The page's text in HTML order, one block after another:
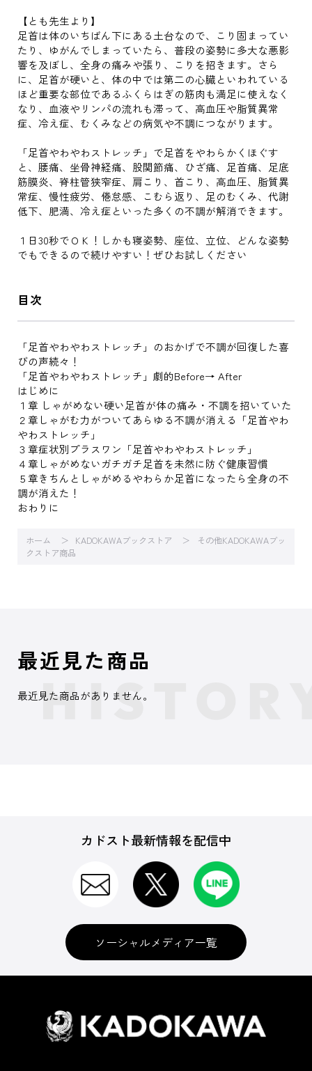
【とも先生より】
足首は体のいちばん下にある土台なので、こり固まってい
たり、ゆがんでしまっていたら、普段の姿勢に多大な悪影
響を及ぼし、全身の痛みや張り、こりを招きます。さら
に、足首が硬いと、体の中では第二の心臓といわれている
ほど重要な部位であるふくらはぎの筋肉も満足に使えなく
なり、血液やリンパの流れも滞って、高血圧や脂質異常
症、冷え症、むくみなどの病気や不調につながります。
「足首やわやわストレッチ」で足首をやわらかくほぐす
と、腰痛、坐骨神経痛、股関節痛、ひざ痛、足首痛、足底
筋膜炎、脊柱管狭窄症、肩こり、首こり、高血圧、脂質異
常症、慢性疲労、倦怠感、こむら返り、足のむくみ、代謝
低下、肥満、冷え症といった多くの不調が解消できます。
１日30秒でＯＫ！しかも寝姿勢、座位、立位、どんな姿勢
でもできるので続けやすい！ぜひお試しください
目次
「足首やわやわストレッチ」のおかげで不調が回復した喜
びの声続々！
「足首やわやわストレッチ」劇的Before→ After
はじめに
１章 しゃがめない硬い足首が体の痛み・不調を招いていた
２章しゃがむ力がついてあらゆる不調が消える「足首やわ
やわストレッチ」
３章症状別プラスワン「足首やわやわストレッチ」
４章しゃがめないガチガチ足首を未然に防ぐ健康習慣
５章きちんとしゃがめるやわらか足首になったら全身の不
調が消えた！
おわりに
ホーム KADOKAWAブックストア
その他KADOKAWAブッ
クストア商品
最近見た商品
最近見た商品がありません。
カドスト最新情報を配信中
ソーシャルメディア一覧